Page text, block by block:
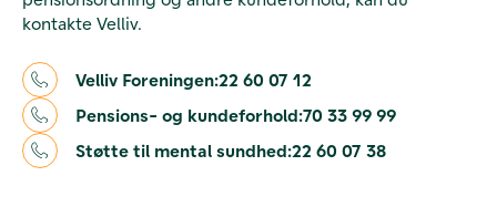
kontakte Velliv.
Velliv Foreningen:22 60 07 12
Pensions- og kundeforhold:70 33 99 99
Støtte til mental sundhed:22 60 07 38